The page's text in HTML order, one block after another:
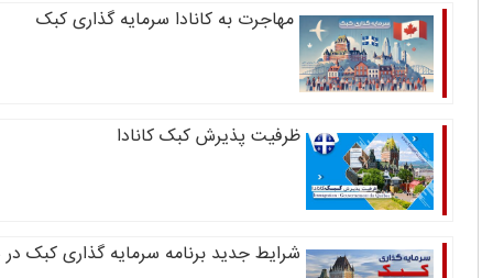
مهاجرت به کانادا سرمایه گذاری کبک
ظرفیت پذیرش کبک کانادا
شرایط جدید برنامه سرمایه گذاری کبک در